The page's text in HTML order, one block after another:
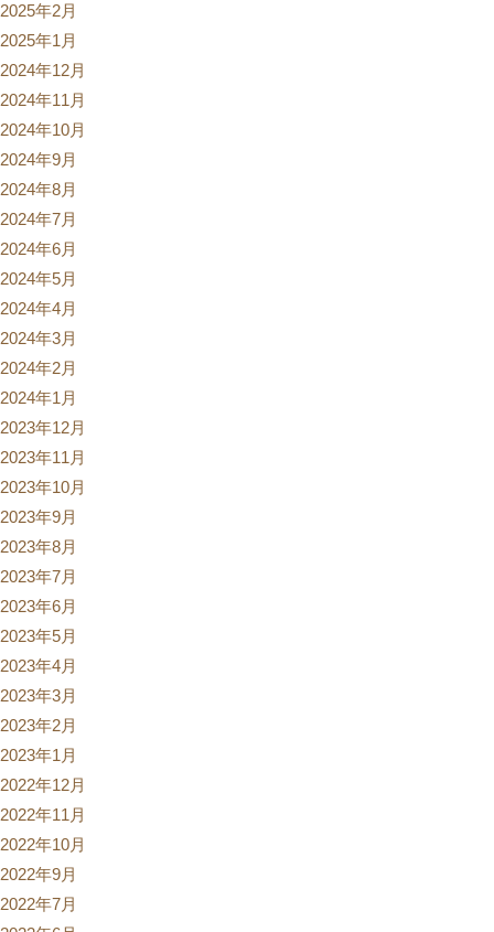
2025年2月
2025年1月
2024年12月
2024年11月
2024年10月
2024年9月
2024年8月
2024年7月
2024年6月
2024年5月
2024年4月
2024年3月
2024年2月
2024年1月
2023年12月
2023年11月
2023年10月
2023年9月
2023年8月
2023年7月
2023年6月
2023年5月
2023年4月
2023年3月
2023年2月
2023年1月
2022年12月
2022年11月
2022年10月
2022年9月
2022年7月